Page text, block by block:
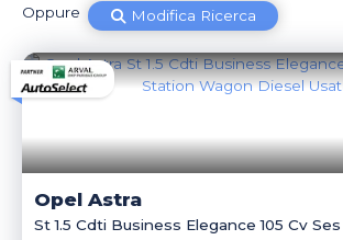
Oppure Modifica Ricerca
Opel Astra